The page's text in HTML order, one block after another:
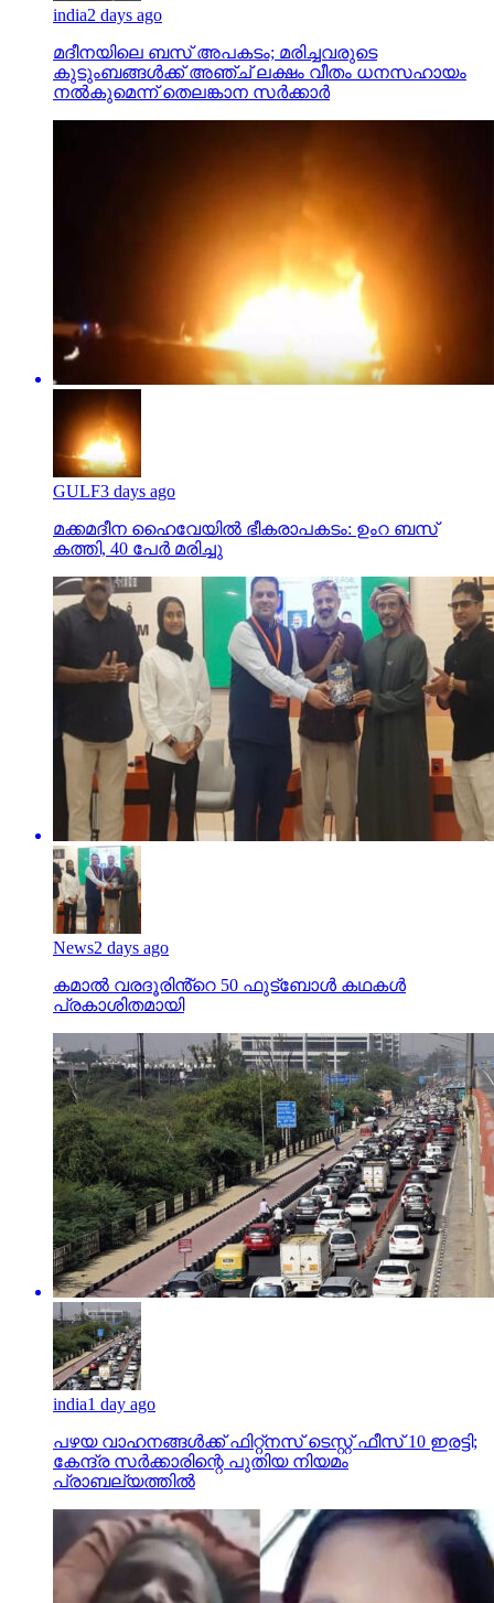
india2 days ago
മദീനയിലെ ബസ് അപകടം; മരിച്ചവരുടെ
കുടുംബങ്ങള്‍ക്ക് അഞ്ച് ലക്ഷം വീതം ധനസഹായം
നല്‍കുമെന്ന് തെലങ്കാന സര്‍ക്കാര്‍
GULF3 days ago
മക്കമദീന ഹൈവേയില്‍ ഭീകരാപകടം: ഉംറ ബസ്
കത്തി, 40 പേര്‍ മരിച്ചു
News2 days ago
കമാൽ വരദൂരിൻ്റെ 50 ഫുട്ബോൾ കഥകൾ
പ്രകാശിതമായി
india1 day ago
പഴയ വാഹനങ്ങള്‍ക്ക് ഫിറ്റ്‌നസ് ടെസ്റ്റ് ഫീസ് 10 ഇരട്ടി;
കേന്ദ്ര സര്‍ക്കാരിന്റെ പുതിയ നിയമം
പ്രാബല്യത്തില്‍